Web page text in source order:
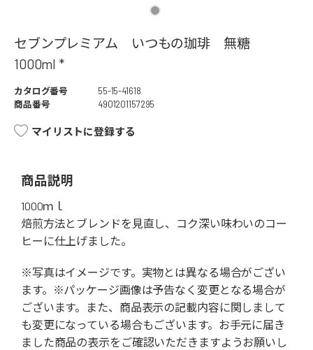
セブンプレミアム いつもの珈琲 無糖
1000ml *
カタログ番号
55-15-41618
商品番号
4901201157295
マイリストに登録する
商品説明
1000ｍｌ
焙煎方法とブレンドを見直し、コク深い味わいのコー
ヒーに仕上げました。
※写真はイメージです。実物とは異なる場合がござい
ます。※パッケージ画像は予告なく変更となる場合が
ございます。また、商品表示の記載内容に関しまして
も変更になっている場合もございます。お手元に届き
ました商品の表示をご確認いただきますようお願いし